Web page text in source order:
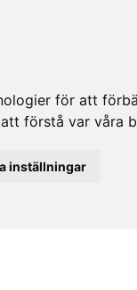
för att
förstå var våra
inställningar